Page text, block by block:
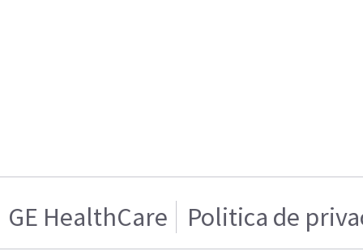
GE HealthCare Politica de